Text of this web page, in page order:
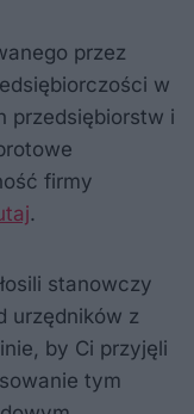
przez
w
przedsiębiorstw i
firmy
.
stanowczy
urzędników z
by Ci przyjęli
tym